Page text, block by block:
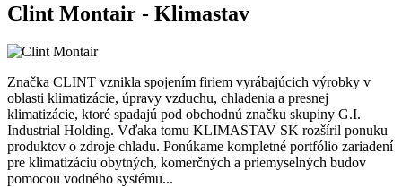
Clint Montair - Klimastav
Značka CLINT vznikla spojením firiem vyrábajúcich výrobky v
oblasti klimatizácie, úpravy vzduchu, chladenia a presnej
klimatizácie, ktoré spadajú pod obchodnú značku skupiny G.I.
Industrial Holding. Vďaka tomu KLIMASTAV SK rozšíril ponuku
produktov o zdroje chladu. Ponúkame kompletné portfólio zariadení
pre klimatizáciu obytných, komerčných a priemyselných budov
pomocou vodného systému...